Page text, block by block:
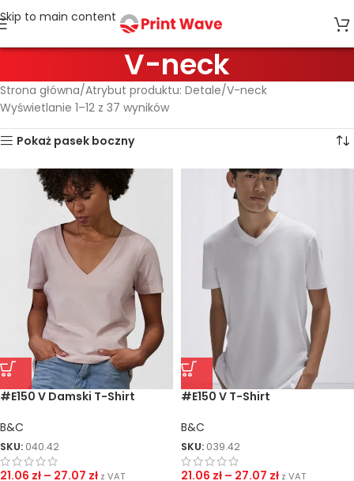
Skip to main content
V-neck
Strona główna Atrybut produktu: Detale V-neck
Wyświetlanie 1–12 z 37 wyników
Pokaż pasek boczny
#E150 V Damski T-Shirt
B&C
SKU: 040.42
21.06 zł – 27.07 zł z VAT
#E150 V T-Shirt
B&C
SKU: 039.42
21.06 zł – 27.07 zł z VAT